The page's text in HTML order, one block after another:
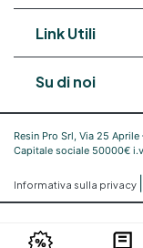
Link Utili
Su di noi
Resin Pro Srl, Via 25 Aprile
Capitale sociale 50000€
Informativa sulla privacy